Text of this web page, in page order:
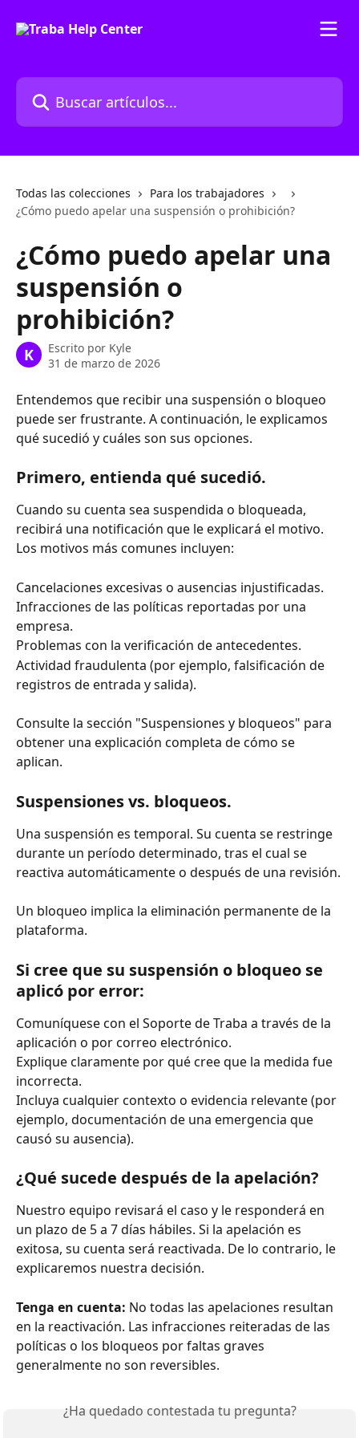
Buscar artículos...
Todas las colecciones
Para los trabajadores
¿Cómo puedo apelar una suspensión o prohibición?
¿Cómo puedo apelar una
suspensión o
prohibición?
K Escrito por Kyle
31 de marzo de 2026
Entendemos que recibir una suspensión o bloqueo
puede ser frustrante. A continuación, le explicamos
qué sucedió y cuáles son sus opciones.
Primero, entienda qué sucedió.
Cuando su cuenta sea suspendida o bloqueada,
recibirá una notificación que le explicará el motivo.
Los motivos más comunes incluyen:
Cancelaciones excesivas o ausencias injustificadas.
Infracciones de las políticas reportadas por una
empresa.
Problemas con la verificación de antecedentes.
Actividad fraudulenta (por ejemplo, falsificación de
registros de entrada y salida).
Consulte la sección "Suspensiones y bloqueos" para
obtener una explicación completa de cómo se
aplican.
Suspensiones vs. bloqueos.
Una suspensión es temporal. Su cuenta se restringe
durante un período determinado, tras el cual se
reactiva automáticamente o después de una revisión.
Un bloqueo implica la eliminación permanente de la
plataforma.
Si cree que su suspensión o bloqueo se
aplicó por error:
Comuníquese con el Soporte de Traba a través de la
aplicación o por correo electrónico.
Explique claramente por qué cree que la medida fue
incorrecta.
Incluya cualquier contexto o evidencia relevante (por
ejemplo, documentación de una emergencia que
causó su ausencia).
¿Qué sucede después de la apelación?
Nuestro equipo revisará el caso y le responderá en
un plazo de 5 a 7 días hábiles. Si la apelación es
exitosa, su cuenta será reactivada. De lo contrario, le
explicaremos nuestra decisión.
Tenga en cuenta: No todas las apelaciones resultan
en la reactivación. Las infracciones reiteradas de las
políticas o los bloqueos por faltas graves
generalmente no son reversibles.
¿Ha quedado contestada tu pregunta?